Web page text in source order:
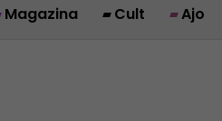
Magazina Cult Ajo